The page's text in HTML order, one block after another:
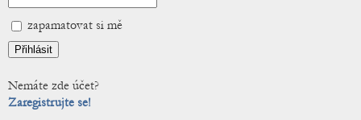
zapamatovat si mě
Nemáte zde účet?
Zaregistrujte se!